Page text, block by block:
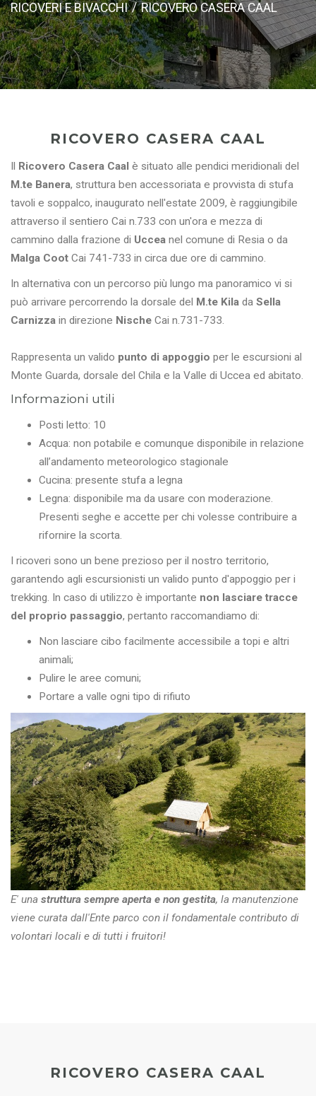
RICOVERI E BIVACCHI
RICOVERO CASERA CAAL
RICOVERO CASERA CAAL
Ricovero Casera Caal è situato alle pendici meridionali del
M.te Banera, struttura ben accessoriata e provvista di stufa
tavoli e soppalco, inaugurato nell'estate 2009, è raggiungibile
attraverso il sentiero Cai n.733 con un'ora e mezza di
cammino dalla frazione di Uccea nel comune di Resia o da
Malga Coot Cai 741-733 in circa due ore di cammino.
In alternativa con un percorso più lungo ma panoramico vi si
può arrivare percorrendo la dorsale del
M.te Kila da Sella
Carnizza in direzione Nische Cai n.731-733.
Rappresenta un valido punto di appoggio per le escursioni al
Monte Guarda, dorsale del Chila e la Valle di Uccea ed abitato.
Informazioni utili
Posti letto: 10
Acqua: non potabile e comunque disponibile in relazione
all’andamento meteorologico stagionale
Cucina: presente stufa a legna
Legna: disponibile ma da usare con moderazione.
Presenti seghe e accette per chi volesse contribuire a
rifornire la scorta.
I ricoveri sono un bene prezioso per il nostro territorio,
garantendo agli escursionisti un valido punto d'appoggio per i
trekking. In caso di utilizzo è importante non lasciare tracce
del proprio passaggio, pertanto raccomandiamo di:
Non lasciare cibo facilmente accessibile a topi e altri
animali;
Pulire le aree comuni;
Portare a valle ogni tipo di rifiuto
E' una struttura sempre aperta e non gestita, la manutenzione
viene curata dall'Ente parco con il fondamentale contributo di
volontari locali e di tutti i fruitori!
RICOVERO CASERA CAAL